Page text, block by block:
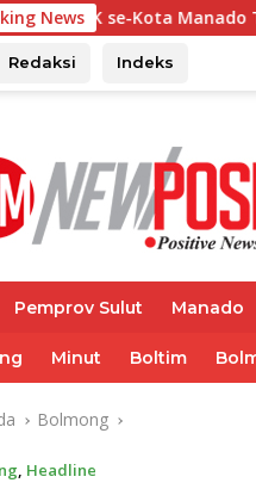
News
Telly Ticoalu: Kami
Redaksi Indeks
Pemprov Sulut Manado
Minut Boltim
Bolmong
, Headline